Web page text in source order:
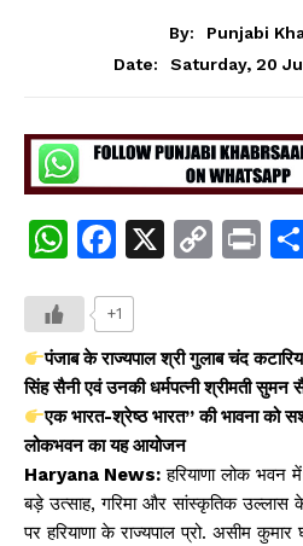
By:
Punjabi
Date:
Saturday, 20
W
at
s
A
p
p
F
c
e
b
o
o
k
X
C
y
Li
n
k
Pr
+1
पंजाब के राज्यपाल श्री गुलाब चंद
सिंह सैनी एवं उनकी धर्मपत्नी श्रीमती सुमन
एक भारत-श्रेष्ठ भारत” की भावना को
लोकभवन का यह आयोजन
Haryana News: हरियाणा लोक भवन
बड़े उत्साह, गरिमा और सांस्कृतिक
पर हरियाणा के राज्यपाल प्रो. असीम कुमार